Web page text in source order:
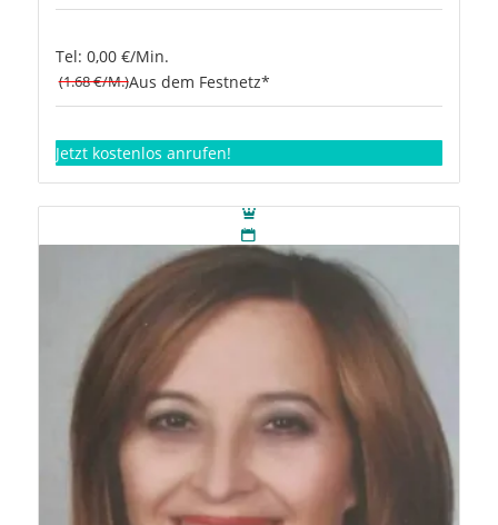
Tel: 0,00 €/Min.
(1.68 €/M.)Aus dem Festnetz*
Jetzt kostenlos anrufen!